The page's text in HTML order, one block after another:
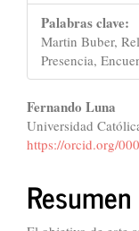
Palabras clave:
Martin Buber,
Presencia,
Contenido
principal
del
artículo
Fernando Luna
Universidad
https://orcid.org/
Resumen